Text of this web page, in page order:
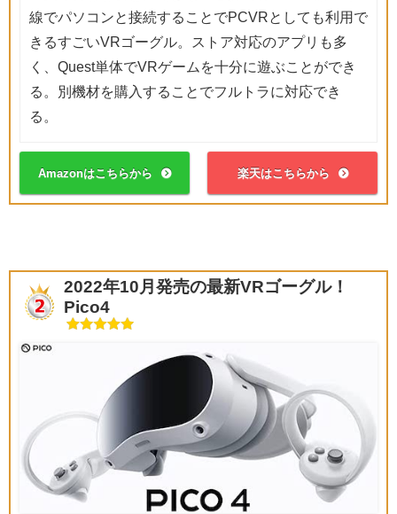
線でパソコンと接続することでPCVRとしても利用で
きるすごいVRゴーグル。ストア対応のアプリも多
く、Quest単体でVRゲームを十分に遊ぶことができ
る。別機材を購入することでフルトラに対応でき
る。
Amazonはこちらから 楽天はこちらから
2022年10月発売の最新VRゴーグル！
Pico4